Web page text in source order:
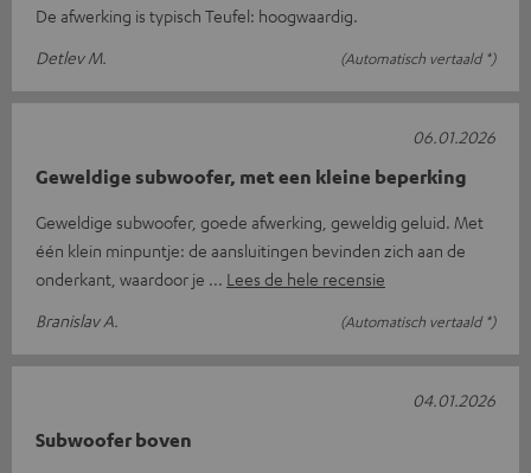
De afwerking is typisch Teufel: hoogwaardig.
Detlev M.
(Automatisch vertaald *)
Geweldige subwoofer, met een kleine beperking
Geweldige subwoofer, goede afwerking, geweldig geluid. Met
één klein minpuntje: de aansluitingen bevinden zich aan de
onderkant, waardoor je
Lees de hele recensie
Branislav A.
(Automatisch vertaald *)
06.01.2026
Subwoofer boven
04.01.2026